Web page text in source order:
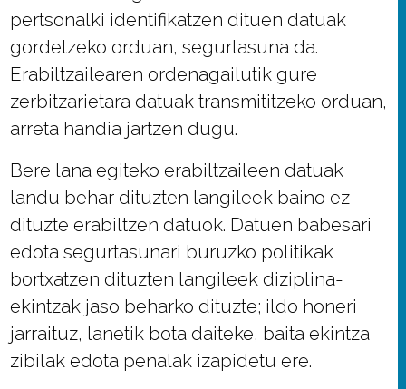
pertsonalki identifikatzen dituen datuak
gordetzeko orduan, segurtasuna da.
Erabiltzailearen ordenagailutik gure
zerbitzarietara datuak transmititzeko orduan,
arreta handia jartzen dugu.
Bere lana egiteko erabiltzaileen datuak
landu behar dituzten langileek baino ez
dituzte erabiltzen datuok. Datuen babesari
edota segurtasunari buruzko politikak
bortxatzen dituzten langileek diziplina-
ekintzak jaso beharko dituzte; ildo honeri
jarraituz, lanetik bota daiteke, baita ekintza
zibilak edota penalak izapidetu ere.